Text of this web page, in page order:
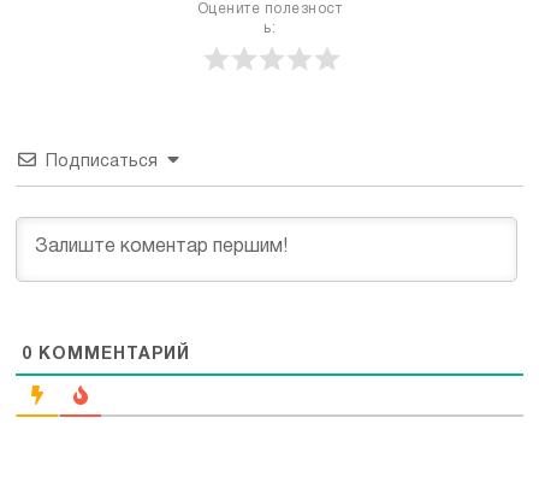
Оцените полезност
ь:
Подписаться
0 КОММЕНТАРИЙ